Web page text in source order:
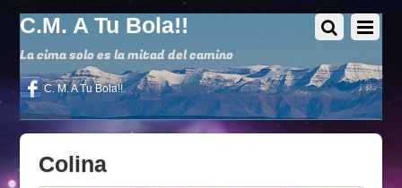
C.M. A Tu Bola!!
La cima solo es la mitad del camino
C. M. A Tu Bola!!
Colina